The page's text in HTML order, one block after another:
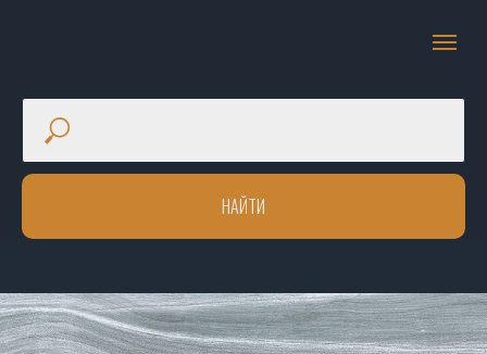
НАЙТИ